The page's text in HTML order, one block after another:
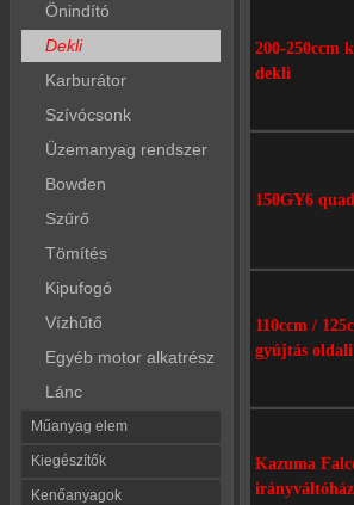
Önindító
Dekli
Karburátor
Szívócsonk
Üzemanyag rendszer
Bowden
Szűrő
Tömítés
Kipufogó
Vízhűtő
Egyéb motor alkatrész
Lánc
Műanyag elem
Kiegészítők
Kenőanyagok
200-250ccm
dekli
150GY6
110ccm /
gyújtás
Kazuma